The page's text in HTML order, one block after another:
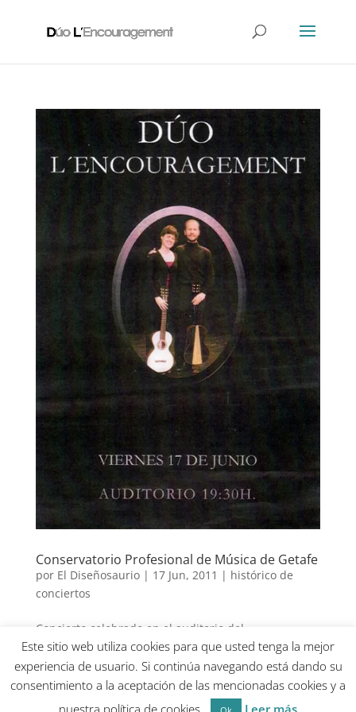
Conservatorio Profesional de Música de Getafe
por El Diseñosaurio| 17 Jun, 2011 | histórico de
conciertos
Concierto celebrado en el auditorio del
Conservatorio Profesional de Música de Getafe
Este sitio web utiliza cookies para que usted tenga la mejor
experiencia de usuario. Si continúa navegando está dando su
consentimiento a la aceptación de las mencionadas cookies y a
nuestra política de cookies.
Leer más